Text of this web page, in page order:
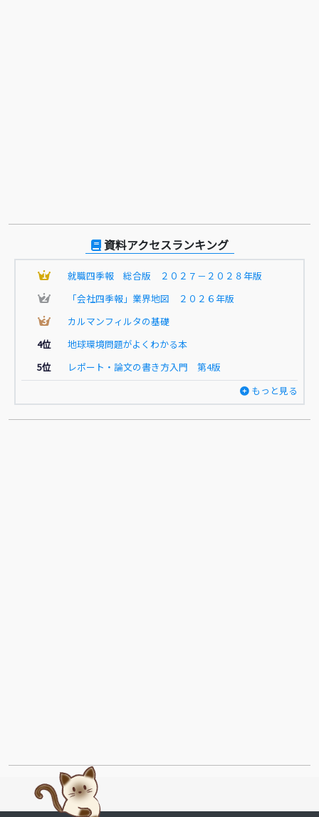
資料アクセスランキング
1
就職四季報 総合版 ２０２７－２０２８年版
2
「会社四季報」業界地図 ２０２６年版
3
カルマンフィルタの基礎
4位
地球環境問題がよくわかる本
5位
レポート・論文の書き方入門 第4版
もっと見る